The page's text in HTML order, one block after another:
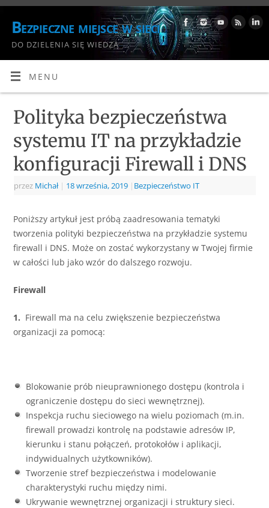
Bezpieczne miejsce w sieci
DO DZIELENIA SIĘ WIEDZĄ
MENU
Polityka bezpieczeństwa
systemu IT na przykładzie
konfiguracji Firewall i DNS
przez Michał | 18 września, 2019 | Bezpieczeństwo IT
Poniższy artykuł jest próbą zaadresowania tematyki
tworzenia polityki bezpieczeństwa na przykładzie systemu
firewall i DNS. Może on zostać wykorzystany w Twojej firmie
w całości lub jako wzór do dalszego rozwoju.
Firewall
1. Firewall ma na celu zwiększenie bezpieczeństwa
organizacji za pomocą:
Blokowanie prób nieuprawnionego dostępu (kontrola i
ograniczenie dostępu do sieci wewnętrznej).
Inspekcja ruchu sieciowego na wielu poziomach (m.in.
firewall prowadzi kontrolę na podstawie adresów IP,
kierunku i stanu połączeń, protokołów i aplikacji,
indywidualnych użytkowników).
Tworzenie stref bezpieczeństwa i modelowanie
charakterystyki ruchu między nimi.
Ukrywanie wewnętrznej organizacji i struktury sieci.